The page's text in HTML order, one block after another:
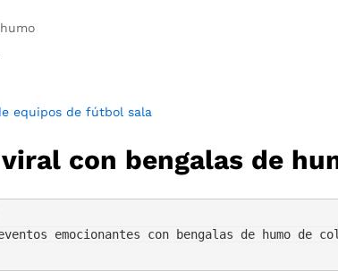
equipos de fútbol sala
con bengalas de
emocionantes con bengalas de humo